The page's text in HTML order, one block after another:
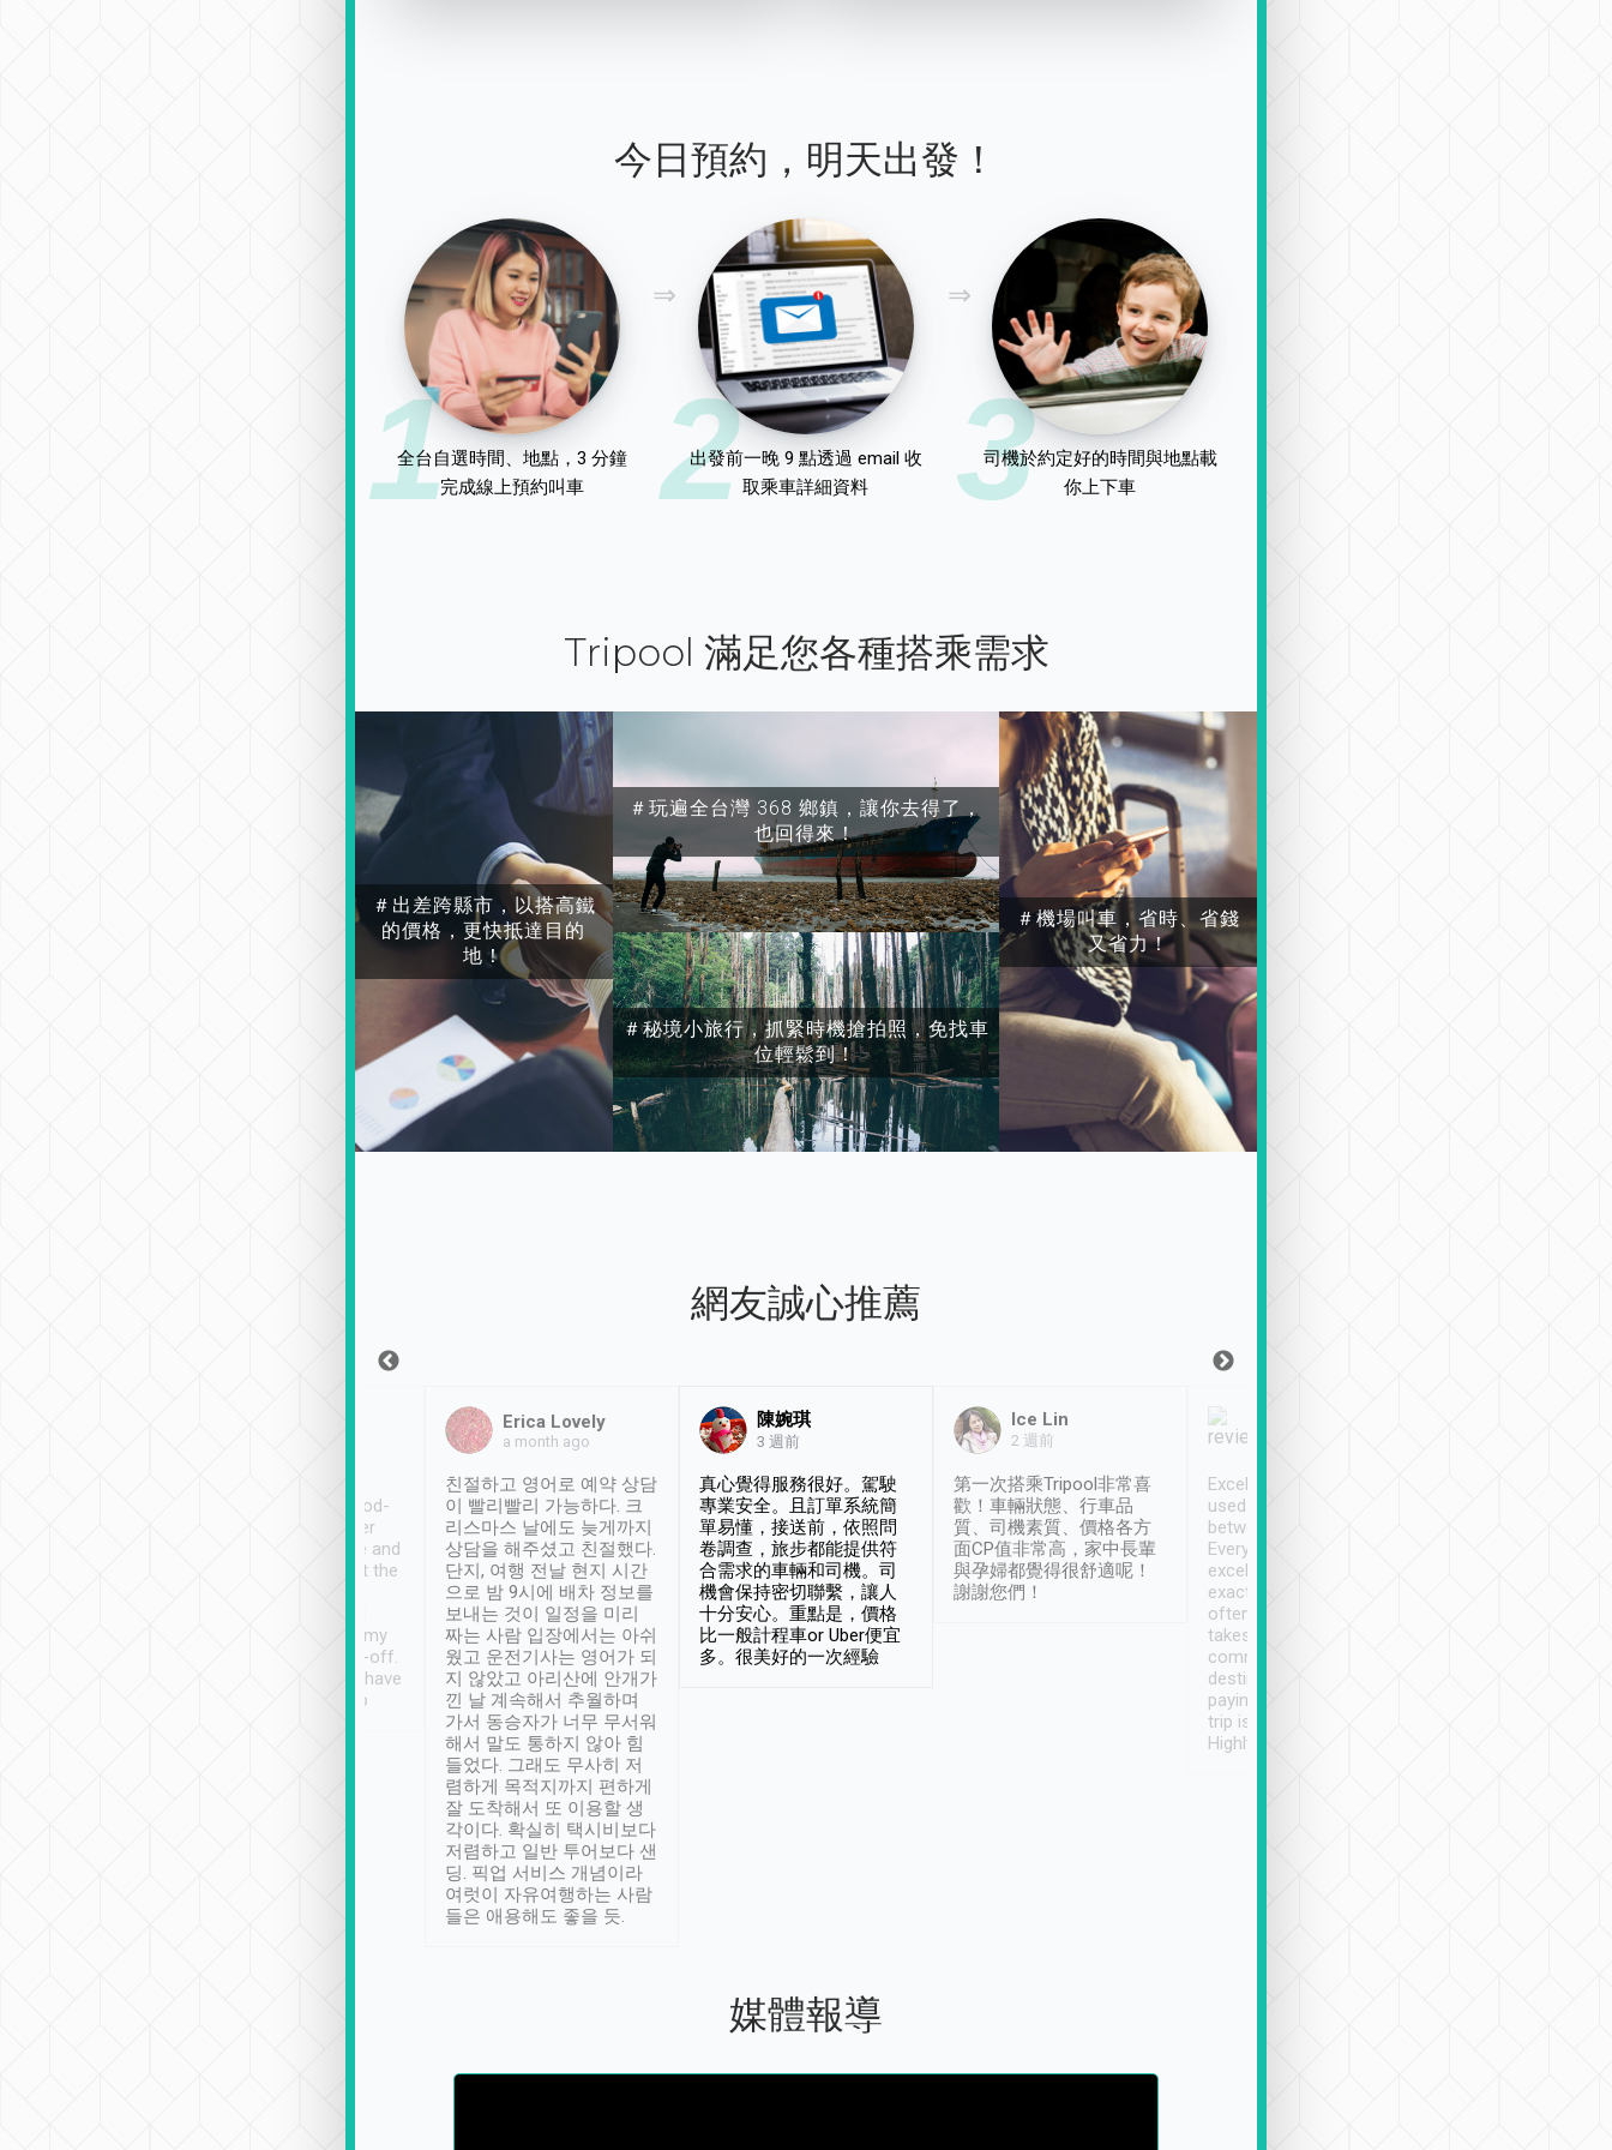
今日預約，明天出發！
1
全台自選時間、地點，3 分鐘
完成線上預約叫車
2
出發前一晚 9 點透過 email 收
取乘車詳細資料
3
司機於約定好的時間與地點載
你上下車
Tripool 滿足您各種搭乘需求
＃出差跨縣市，以搭高鐵
的價格，更快抵達目的
地！
＃玩遍全台灣 368 鄉鎮，讓你去得了，
也回得來！
＃秘境小旅行，抓緊時機搶拍照，免找車
位輕鬆到！
＃機場叫車，省時、省錢
又省力！
網友誠心推薦
service, vehicles in good-
condition and the driver
service was awesome and
thoughtful. Driver went the
have safely arrived at my
destination after drop-off.
Definitely something I have
not seen elsewhere 👍
Erica Lovely
a month ago
친절하고 영어로 예약 상담
이 빨리빨리 가능하다. 크
리스마스 날에도 늦게까지
상담을 해주셨고 친절했다.
단지, 여행 전날 현지 시간
으로 밤 9시에 배차 정보를
보내는 것이 일정을 미리
짜는 사람 입장에서는 아쉬
웠고 운전기사는 영어가 되
지 않았고 아리산에 안개가
낀 날 계속해서 추월하며
가서 동승자가 너무 무서워
해서 말도 통하지 않아 힘
들었다. 그래도 무사히 저
렴하게 목적지까지 편하게
잘 도착해서 또 이용할 생
각이다. 확실히 택시비보다
저렴하고 일반 투어보다 샌
딩. 픽업 서비스 개념이라
여럿이 자유여행하는 사람
들은 애용해도 좋을 듯.
陳婉琪
3 週前
真心覺得服務很好。駕駛
專業安全。且訂單系統簡
單易懂，接送前，依照問
卷調查，旅步都能提供符
合需求的車輛和司機。司
機會保持密切聯繫，讓人
十分安心。重點是，價格
比一般計程車or Uber便宜
多。很美好的一次經驗
Ice Lin
2 週前
第一次搭乘Tripool非常喜
歡！車輛狀態、行車品
質、司機素質、價格各方
面CP值非常高，家中長輩
與孕婦都覺得很舒適呢！
謝謝您們！
Excellent service. We have
used Tripool to travel
between cities in Taiwan.
Every driver has been
excellent and arrives
exactly on time. As there is
often limited English it
takes the difficulty out of
communicating the
destination details and
paying online prior to the
trip is very convenient.
Highly recommended
媒體報導